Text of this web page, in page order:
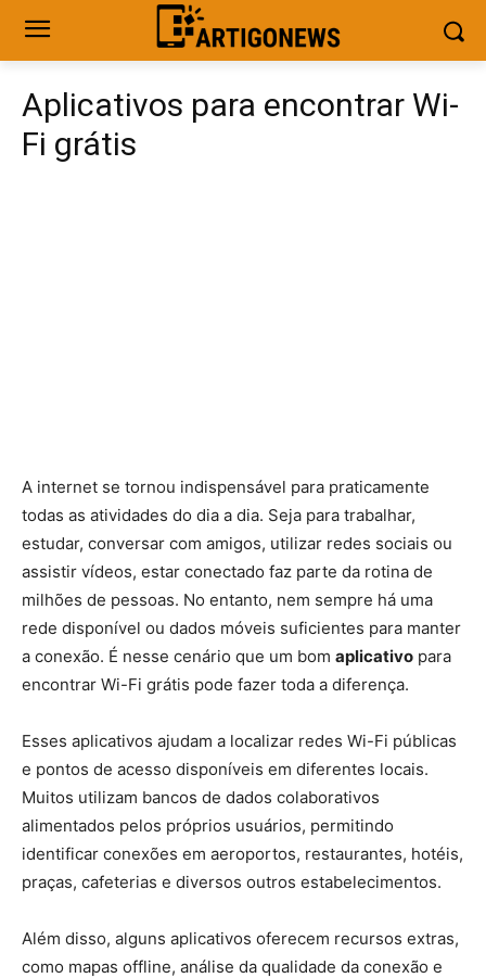
Aplicativos para encontrar Wi-
Fi grátis
A internet se tornou indispensável para praticamente
todas as atividades do dia a dia. Seja para trabalhar,
estudar, conversar com amigos, utilizar redes sociais ou
assistir vídeos, estar conectado faz parte da rotina de
milhões de pessoas. No entanto, nem sempre há uma
rede disponível ou dados móveis suficientes para manter
a conexão. É nesse cenário que um bom aplicativo para
encontrar Wi-Fi grátis pode fazer toda a diferença.
Esses aplicativos ajudam a localizar redes Wi-Fi públicas
e pontos de acesso disponíveis em diferentes locais.
Muitos utilizam bancos de dados colaborativos
alimentados pelos próprios usuários, permitindo
identificar conexões em aeroportos, restaurantes, hotéis,
praças, cafeterias e diversos outros estabelecimentos.
Além disso, alguns aplicativos oferecem recursos extras,
como mapas offline, análise da qualidade da conexão e